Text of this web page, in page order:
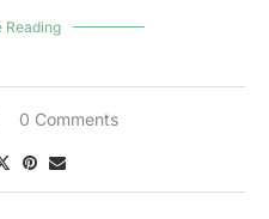
Reading
0 Comments